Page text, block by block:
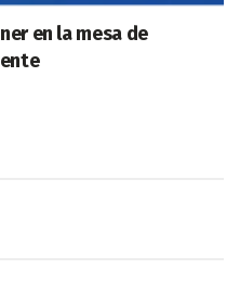
en la mesa de